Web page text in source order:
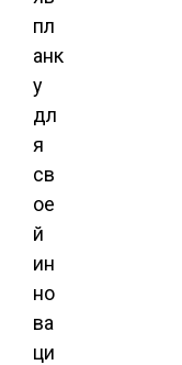
пл
анк
у
дл
я
св
ое
й
ин
но
ва
ци